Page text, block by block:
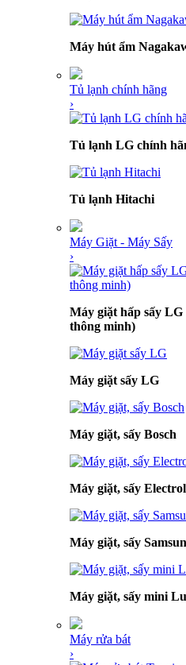
Máy hút ẩm
Tủ lạnh chính hãng
›
Tủ lạnh LG chính
Tủ lạnh Hitachi
Máy Giặt - Máy Sấy
›
Máy giặt hấp sấy LG
thông minh)
Máy giặt sấy LG
Máy giặt, sấy Bosch
Máy giặt, sấy
Máy giặt, sấy
Máy giặt, sấy mini
Máy rửa bát
›